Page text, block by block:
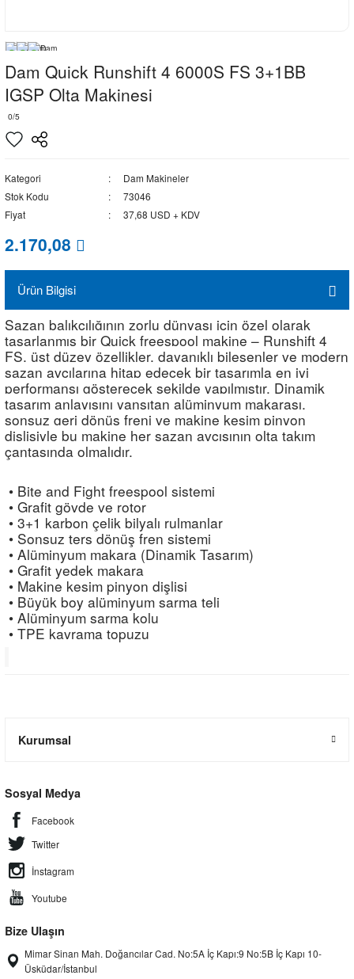
Dam Quick Runshift 4 6000S FS 3+1BB
IGSP Olta Makinesi
0/5
Kategori
Dam Makineler
Stok Kodu
73046
Fiyat
37,68 USD + KDV
2.170,08
Ürün Bilgisi
Sazan balıkçılığının zorlu dünyası için özel olarak
tasarlanmış bir Quick freespool makine – Runshift 4
FS, üst düzey özellikler, dayanıklı bileşenler ve modern
sazan avcılarına hitap edecek bir tasarımla en iyi
performansı gösterecek şekilde yapılmıştır. Dinamik
tasarım anlayışını yansıtan alüminyum makarası,
sonsuz geri dönüş freni ve makine kesim pinyon
dişlisiyle bu makine her sazan avcısının olta takım
çantasında olmalıdır.
• Bite and Fight freespool sistemi
• Grafit gövde ve rotor
• 3+1 karbon çelik bilyalı rulmanlar
• Sonsuz ters dönüş fren sistemi
• Alüminyum makara (Dinamik Tasarım)
• Grafit yedek makara
• Makine kesim pinyon dişlisi
• Büyük boy alüminyum sarma teli
• Alüminyum sarma kolu
• TPE kavrama topuzu
Kurumsal
Sosyal Medya
Facebook
Twitter
İnstagram
Youtube
Bize Ulaşın
Mimar Sinan Mah. Doğancılar Cad. No:5A İç Kapı:9 No:5B İç Kapı 10-
Üsküdar/İstanbul